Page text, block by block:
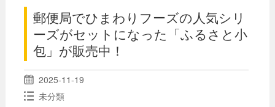
郵便局でひまわりフーズの人気シリ
ーズがセットになった「ふるさと小
包」が販売中！
2025-11-19
未分類